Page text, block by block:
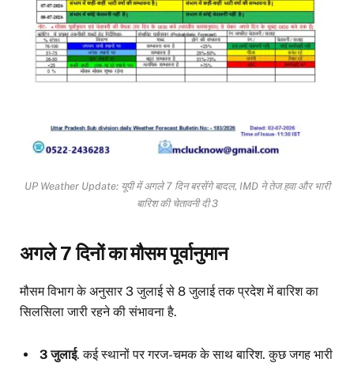
UP Weather Update: यूपी में अगले 7 दिन बरसेंगे बादल, IMD ने तेज हवा और भारी
बारिश की चेतावनी दी 3
अगले 7 दिनों का मौसम पूर्वानुमान
मौसम विभाग के अनुसार 3 जुलाई से 8 जुलाई तक प्रदेश में बारिश का
सिलसिला जारी रहने की संभावना है.
3 जुलाई. कई स्थानों पर गरज-चमक के साथ बारिश. कुछ जगह भारी